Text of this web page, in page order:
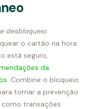
desbloqueio
o cartão na hora.
está seguro,
da
. Combine o bloqueio
tornar a prevenção
como transações